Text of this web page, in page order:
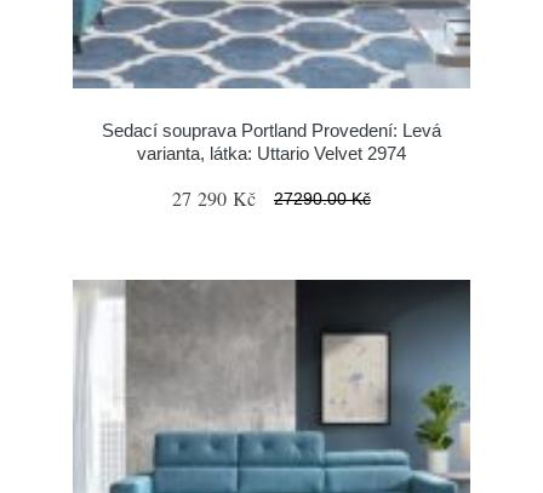
Sedací souprava Portland Provedení: Levá
varianta, látka: Uttario Velvet 2974
27 290 Kč 27290.00 Kč